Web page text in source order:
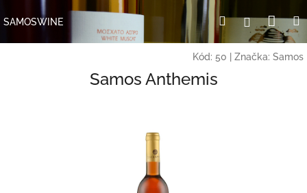
naSAMOSWINE HledatPřihlášení
Kód: 50 Značka: Samos
Samos Anthemis